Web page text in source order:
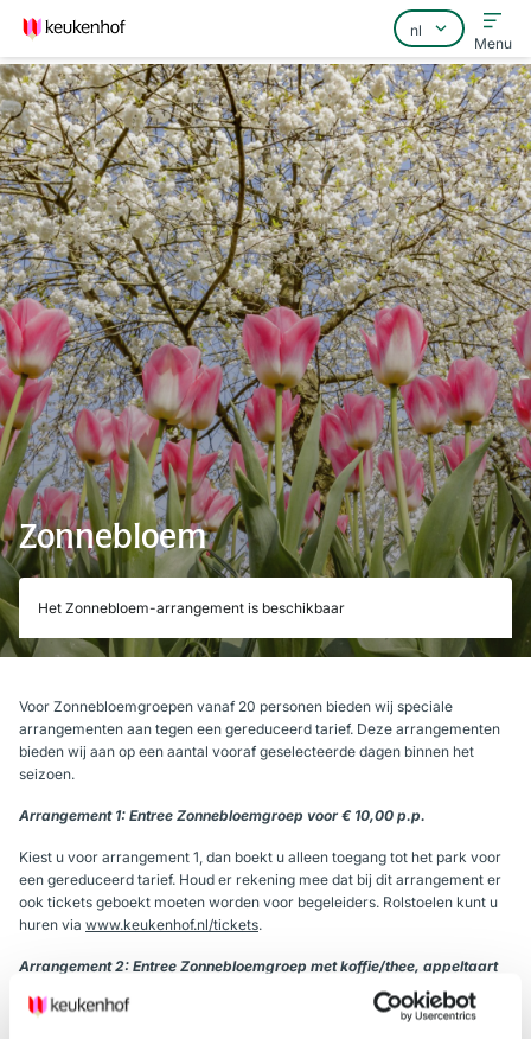
Home
Veelgestelde vragen
Contact
Menu
Zonnebloem
Het Zonnebloem-arrangement is beschikbaar
Voor Zonnebloemgroepen vanaf 20 personen bieden wij speciale
arrangementen aan tegen een gereduceerd tarief. Deze arrangementen
bieden wij aan op een aantal vooraf geselecteerde dagen binnen het
seizoen.
Arrangement 1: Entree Zonnebloemgroep voor € 10,00 p.p.
Kiest u voor arrangement 1, dan boekt u alleen toegang tot het park voor
een gereduceerd tarief. Houd er rekening mee dat bij dit arrangement er
ook tickets geboekt moeten worden voor begeleiders. Rolstoelen kunt u
huren via www.keukenhof.nl/tickets.
Arrangement 2: Entree Zonnebloemgroep met koffie/thee, appeltaart